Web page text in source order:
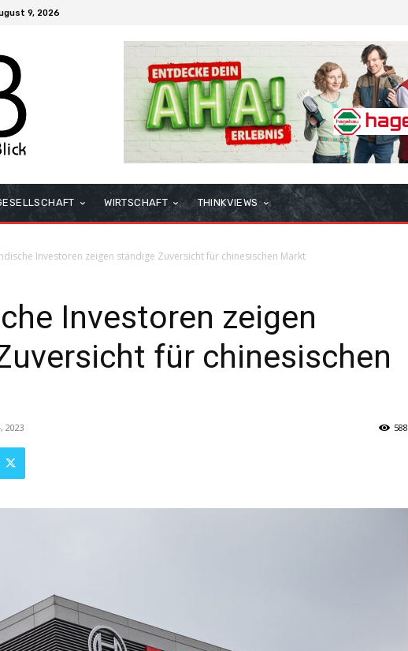
9, 2026
WIRTSCHAFT THINKVIEWS
Investoren zeigen ständige Zuversicht für chinesischen Markt
Investoren zeigen
für chinesischen
2023 588